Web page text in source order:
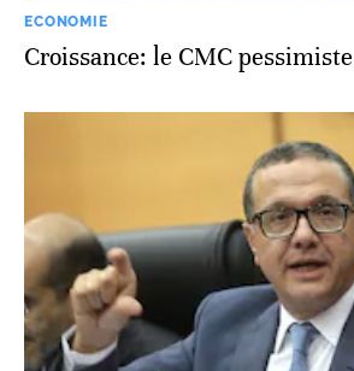
ECONOMIE
Croissance: le CMC pessimiste